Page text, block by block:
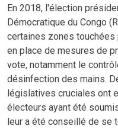
En 2018, l'élection
Démocratique du Congo
certaines zones touchées
en place de mesures de
vote, notamment le
désinfection des mains.
législatives cruciales ont
électeurs ayant été
leur a été conseillé de se